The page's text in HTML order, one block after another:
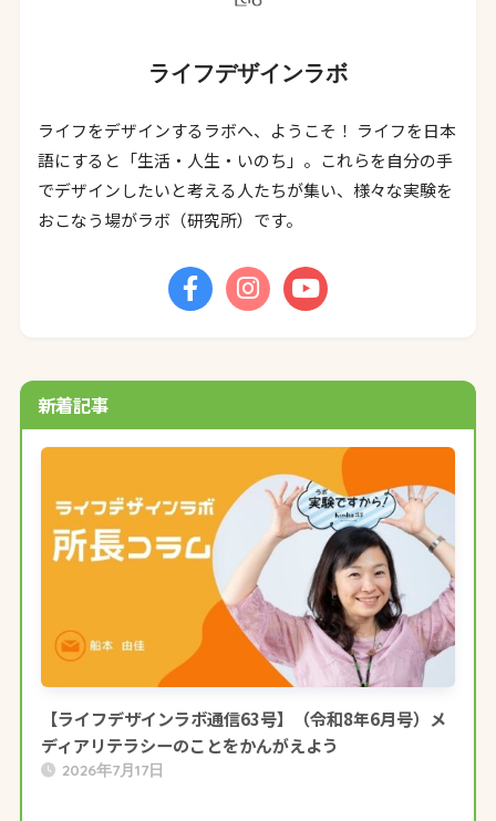
ライフデザインラボ
ライフをデザインするラボへ、ようこそ！ ライフを日本
語にすると「生活・人生・いのち」。これらを自分の手
でデザインしたいと考える人たちが集い、様々な実験を
おこなう場がラボ（研究所）です。
新着記事
【ライフデザインラボ通信63号】（令和8年6月号）メ
ディアリテラシーのことをかんがえよう
2026年7月17日